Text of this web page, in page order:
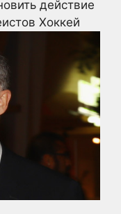
действие
Хоккей